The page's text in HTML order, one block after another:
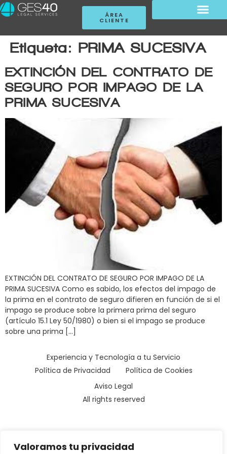
Valoramos tu privacidad
ÁREA
CLIENTE
Etiqueta: PRIMA SUCESIVA
EXTINCIÓN DEL CONTRATO DE
SEGURO POR IMPAGO DE LA
PRIMA SUCESIVA
EXTINCIÓN DEL CONTRATO DE SEGURO POR IMPAGO DE LA
PRIMA SUCESIVA Como es sabido, los efectos del impago de
la prima en el contrato de seguro difieren en función de si el
impago se produce sobre la primera prima del seguro
(artículo 15.1 Ley 50/1980) o bien si el impago se produce
sobre una prima […]
Experiencia y Tecnología a tu Servicio
Política de Privacidad
Política de Cookies
Aviso Legal
All rights reserved